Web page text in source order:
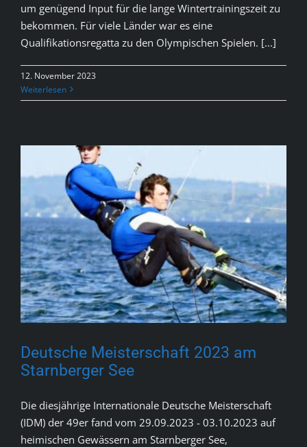
um genügend Input für die lange Wintertrainingszeit zu
bekommen. Für viele Länder war es eine
Qualifikationsregatta zu den Olympischen Spielen. [...]
12. November 2023
Weiterlesen
Deutsche Meisterschaft 2023 am
Starnberger See
Die diesjährige Internationale Deutsche Meisterschaft
(IDM) der 49er fand vom 29.09.2023 - 03.10.2023 auf
heimischen Gewässern am Starnberger See,